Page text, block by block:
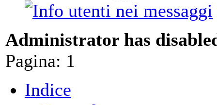
Administrator has
Pagina: 1
Indice